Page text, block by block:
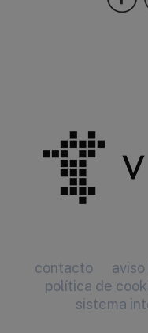
contacto
política de
sistema